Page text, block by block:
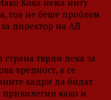
Кока нема ниту
тоа не беше проблем
директор на АД
тврди дека за
вредност, а се
кадри да бидат
привилегии како и